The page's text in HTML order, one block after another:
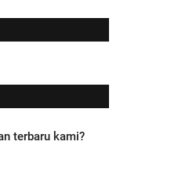
terbaru kami?